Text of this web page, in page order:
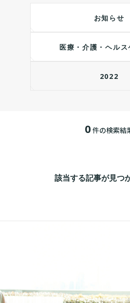
お知らせ
医療・介護・ヘルス
2022
0 件の検索結
該当する記事が見つ